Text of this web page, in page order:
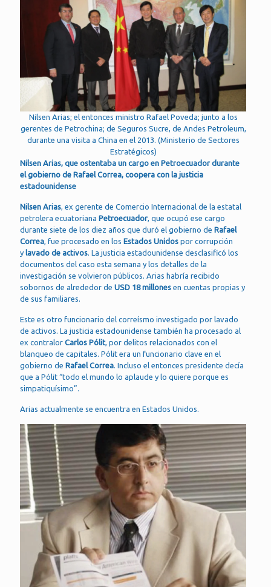
Nilsen Arias; el entonces ministro Rafael Poveda; junto a los
gerentes de Petrochina; de Seguros Sucre, de Andes Petroleum,
durante una visita a China en el 2013. (Ministerio de Sectores
Estratégicos)
Nilsen Arias, que ostentaba un cargo en Petroecuador durante
el gobierno de Rafael Correa, coopera con la justicia
estadounidense
Nilsen Arias, ex gerente de Comercio Internacional de la estatal
petrolera ecuatoriana Petroecuador, que ocupó ese cargo
durante siete de los diez años que duró el gobierno de Rafael
Correa, fue procesado en los Estados Unidos por corrupción
y lavado de activos. La justicia estadounidense desclasificó los
documentos del caso esta semana y los detalles de la
investigación se volvieron públicos. Arias habría recibido
sobornos de alrededor de USD 18 millones en cuentas propias y
de sus familiares.
Este es otro funcionario del correísmo investigado por lavado
de activos. La justicia estadounidense también ha procesado al
ex contralor Carlos Pólit, por delitos relacionados con el
blanqueo de capitales. Pólit era un funcionario clave en el
gobierno de Rafael Correa. Incluso el entonces presidente decía
que a Pólit “todo el mundo lo aplaude y lo quiere porque es
simpatiquísimo”.
Arias actualmente se encuentra en Estados Unidos.